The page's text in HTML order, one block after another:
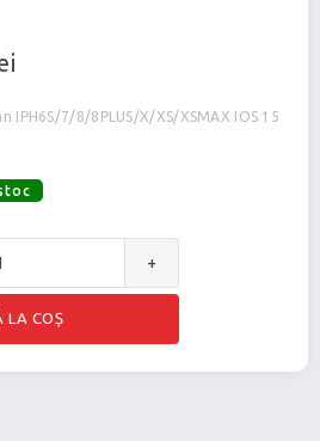
IPH6S/7/8/8PLUS/X/XS/XSMAX IOS 15
+